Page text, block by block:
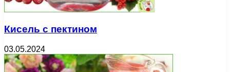
Кисель с пектином
03.05.2024